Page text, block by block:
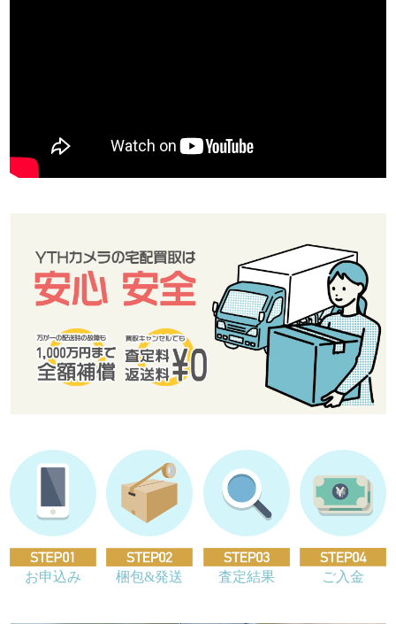
お申込み 梱包&発送 査定結果 ご入金